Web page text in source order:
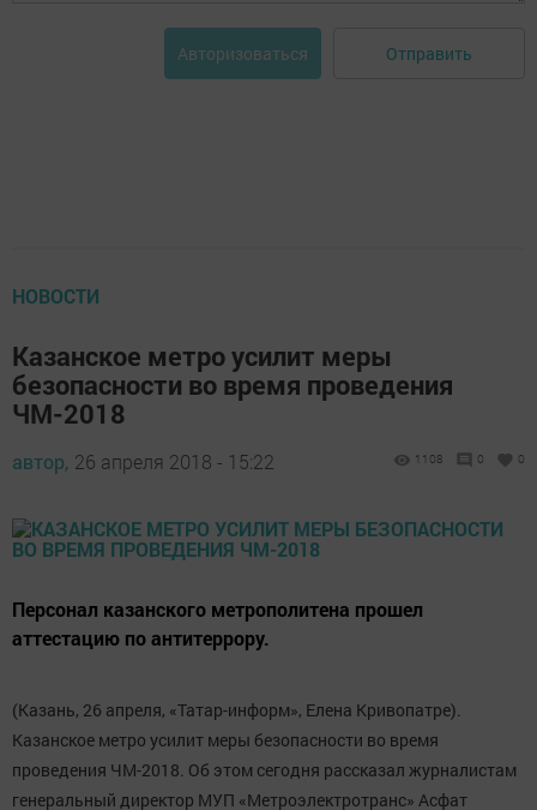
Авторизоваться Отправить
НОВОСТИ
Казанское метро усилит меры
безопасности во время проведения
ЧМ-2018
автор, 26 апреля 2018 - 15:22 1108 0 0
Персонал казанского метрополитена прошел
аттестацию по антитеррору.
(Казань, 26 апреля, «Татар-информ», Елена Кривопатре).
Казанское метро усилит меры безопасности во время
проведения ЧМ-2018. Об этом сегодня рассказал журналистам
генеральный директор МУП «Метроэлектротранс» Асфат